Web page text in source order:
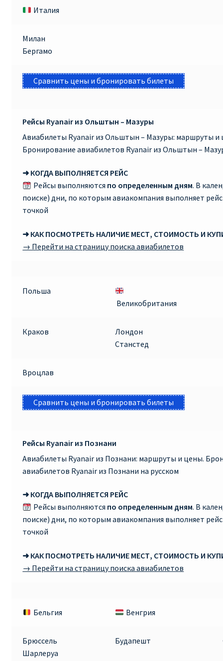
Италия
Милан
Бергамо
Сравнить цены и бронировать билеты
Рейсы Ryanair из Ольштын – Мазуры
Авиабилеты Ryanair из Ольштын – Мазуры: маршруты и
Бронирование авиабилетов Ryanair из Ольштын –
➜ КОГДА ВЫПОЛНЯЕТСЯ РЕЙС
Рейсы выполняются по определенным дням. В
поиске) дни, по которым авиакомпания выполняет
точкой
➜ КАК ПОСМОТРЕТЬ НАЛИЧИЕ МЕСТ, СТОИМОСТЬ И
→ Перейти на страницу поиска авиабилетов
Польша
Великобритания
Краков
Лондон
Станстед
Вроцлав
Сравнить цены и бронировать билеты
Рейсы Ryanair из Познани
Авиабилеты Ryanair из Познани: маршруты и цены.
авиабилетов Ryanair из Познани на русском
➜ КОГДА ВЫПОЛНЯЕТСЯ РЕЙС
Рейсы выполняются по определенным дням. В
поиске) дни, по которым авиакомпания выполняет
точкой
➜ КАК ПОСМОТРЕТЬ НАЛИЧИЕ МЕСТ, СТОИМОСТЬ И
→ Перейти на страницу поиска авиабилетов
Бельгия Венгрия
Брюссель
Шарлеруа
Будапешт